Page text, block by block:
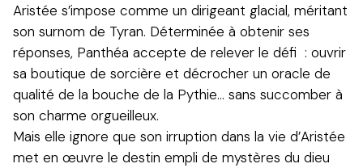
Aristée s’impose comme un dirigeant glacial, méritant
son surnom de Tyran. Déterminée à obtenir ses
réponses, Panthéa accepte de relever le défi : ouvrir
sa boutique de sorcière et décrocher un oracle de
qualité de la bouche de la Pythie… sans succomber à
son charme orgueilleux.
Mais elle ignore que son irruption dans la vie d’Aristée
met en œuvre le destin empli de mystères du dieu